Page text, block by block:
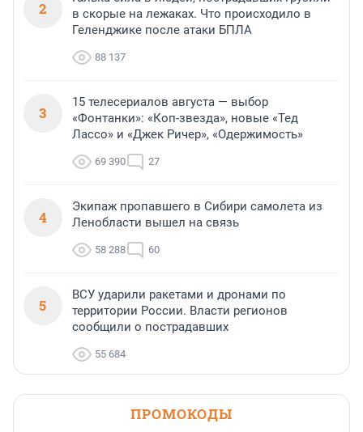
2
в скорые на лежаках. Что происходило в
Геленджике после атаки БПЛА
88 137
3
15 телесериалов августа — выбор
«Фонтанки»: «Коп-звезда», новые «Тед
Лассо» и «Джек Ричер», «Одержимость»
69 390 27
4
Экипаж пропавшего в Сибири самолета из
Ленобласти вышел на связь
58 288 60
5
ВСУ ударили ракетами и дронами по
территории России. Власти регионов
сообщили о пострадавших
55 684
ПРОМОКОДЫ